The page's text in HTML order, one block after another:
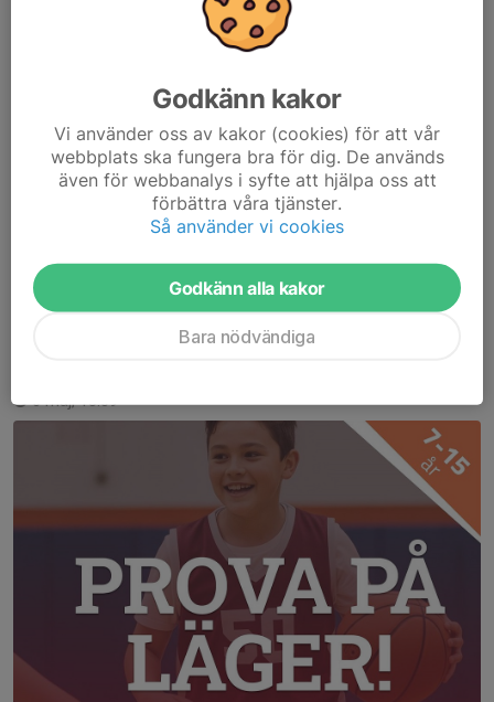
För föreningens räkning sökes ett mindre förråd till rimlig hyra,
max 500 kr per månad i Lund. Det behöver inte vara inrett. Finns
det belysning är det en fördel men det är inget krav.
Förrådet måste vara uppvärmt till...
Läs mer
6 maj, 13:09
Godkänn kakor
Vi använder oss av kakor (cookies) för att vår
webbplats ska fungera bra för dig. De används
även för webbanalys i syfte att hjälpa oss att
förbättra våra tjänster.
Så använder vi cookies
Godkänn alla kakor
Bara nödvändiga